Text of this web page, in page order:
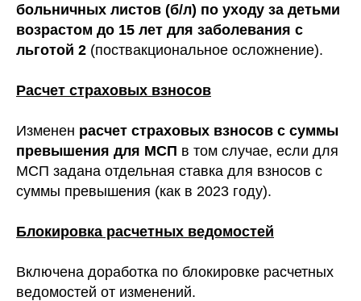
больничных листов (б/л) по уходу за детьми
возрастом до 15 лет для заболевания с
льготой 2 (поствакциональное осложнение).
Расчет страховых взносов
Изменен расчет страховых взносов с суммы
превышения для МСП в том случае, если для
МСП задана отдельная ставка для взносов с
суммы превышения (как в 2023 году).
Блокировка расчетных ведомостей
Включена доработка по блокировке расчетных
ведомостей от изменений.